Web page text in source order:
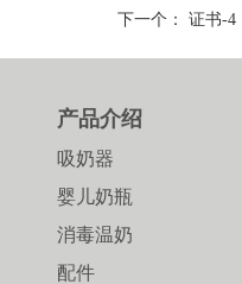
下一个： 证书-4
产品介绍
吸奶器
婴儿奶瓶
消毒温奶
配件